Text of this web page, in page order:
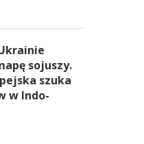
sojuszy.
szuka
w Indo-